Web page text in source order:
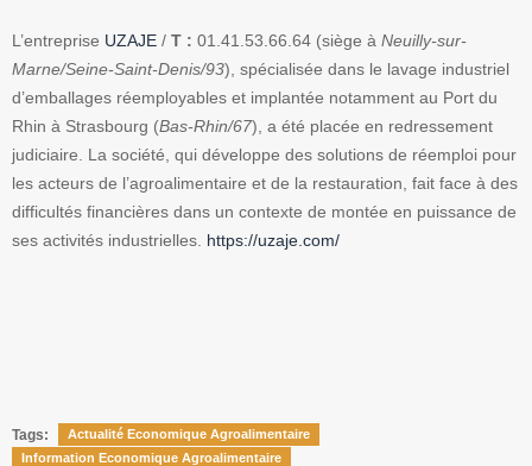
L’entreprise UZAJE / T : 01.41.53.66.64 (siège à Neuilly-sur-
Marne/Seine-Saint-Denis/93), spécialisée dans le lavage industriel
d’emballages réemployables et implantée notamment au Port du
Rhin à Strasbourg (Bas-Rhin/67), a été placée en redressement
judiciaire. La société, qui développe des solutions de réemploi pour
les acteurs de l’agroalimentaire et de la restauration, fait face à des
difficultés financières dans un contexte de montée en puissance de
ses activités industrielles. https://uzaje.com/
Tags:
Actualité Economique Agroalimentaire
Information Economique Agroalimentaire